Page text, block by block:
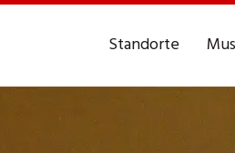
Standorte